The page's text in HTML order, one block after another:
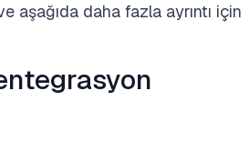
aşağıda daha fazla ayrıntı için